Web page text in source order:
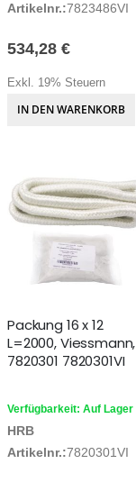
Artikelnr.:7823486VI
534,28 €
Exkl. 19% Steuern
IN DEN WARENKORB
Packung 16 x 12
L=2000, Viessmann,
7820301 7820301VI
Verfügbarkeit: Auf Lager
HRB
Artikelnr.:7820301VI